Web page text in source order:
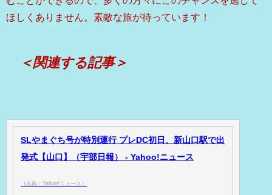
ほしくありません。素敵な旅が待っています！
＜関連する記事＞
SLやまぐち号が特別運行 プレDC初日、新山口駅で出
発式【山口】（宇部日報） - Yahoo!ニュース
（出典：Yahoo!ニュース）